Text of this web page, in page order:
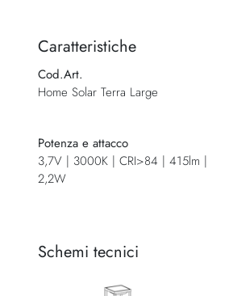
Caratteristiche
Cod.Art.
Home Solar Terra Large
Potenza e attacco
3,7V | 3000K | CRI>84 | 415lm |
2,2W
Schemi tecnici